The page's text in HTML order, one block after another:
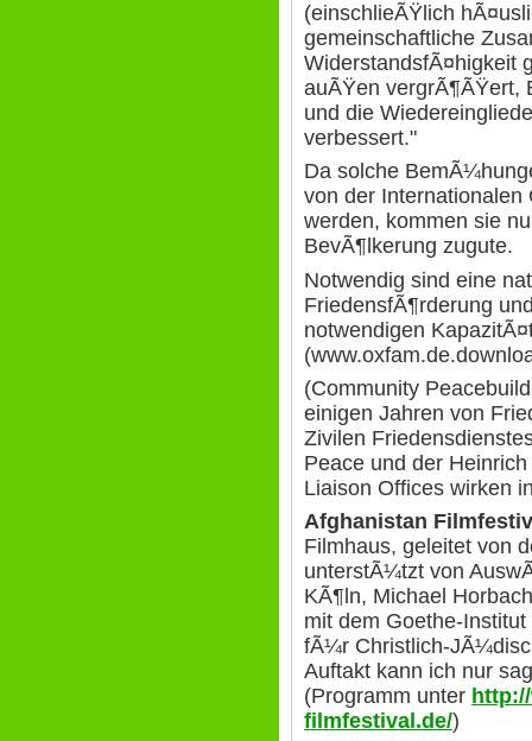
(einschlieÃŸlich
gemeinschaftliche
WiderstandsfÃ¤higkeit
auÃŸen vergrÃ¶ÃŸert,
und die
verbessert."
Da solche
von der
werden, kommen sie
BevÃ¶lkerung zugute.
Notwendig sind eine
FriedensfÃ¶rderung
notwendigen
(Community
einigen Jahren von
Zivilen
Peace und der
Liaison Offices wirken
Afghanistan
Filmhaus, geleitet von
unterstÃ¼tzt von
KÃ¶ln, Michael
mit dem Goethe-
fÃ¼r Christlich-
Auftakt kann ich nur
(Programm unter
filmfestival.de/)